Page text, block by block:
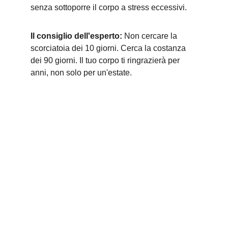
senza sottoporre il corpo a stress eccessivi.
Il consiglio dell'esperto: Non cercare la
scorciatoia dei 10 giorni. Cerca la costanza
dei 90 giorni. Il tuo corpo ti ringrazierà per
anni, non solo per un'estate.